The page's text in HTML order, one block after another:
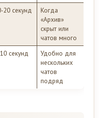
20 секунд
Когда
«Архив»
скрыт или
чатов много
секунд
Удобно для
нескольких
чатов
подряд